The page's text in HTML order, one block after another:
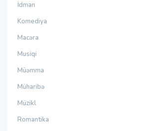
İdman
Komediya
Macəra
Musiqi
Müəmma
Müharibə
Müzikl
Romantika